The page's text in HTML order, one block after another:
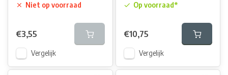
Niet op voorraad
€3,55
Vergelijk
Op voorraad*
€10,75
Vergelijk